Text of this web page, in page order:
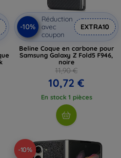
-10%
Réduction
avec
coupon
EXTRA10
Beline Coque en carbone pour
Samsung Galaxy Z Fold5 F946,
noire
11,90 €
10,72 €
En stock 1 pièces
-10%